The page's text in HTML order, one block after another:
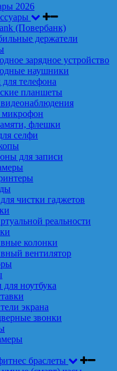
2026
(Повербанк)
держатели
зарядное устройство
наушники
телефона
планшеты
микрофон
флешки
селфи
для записи
чистки гаджетов
реальности
колонки
вентилятор
ноутбука
экрана
звонки
браслеты